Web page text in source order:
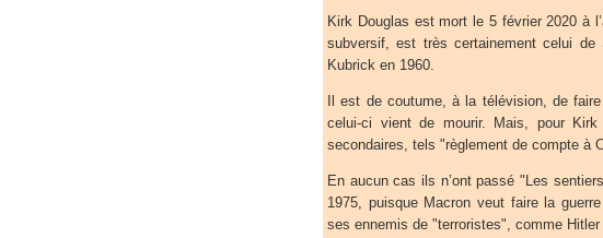
Kirk Douglas est mort le 5 février 2020 à
subversif, est très certainement celui
Kubrick en 1960.
Il est de coutume, à la télévision, de
celui-ci vient de mourir. Mais, pour
secondaires, tels "règlement de compte à
En aucun cas ils n’ont passé "Les
1975, puisque Macron veut faire la
ses ennemis de "terroristes", comme